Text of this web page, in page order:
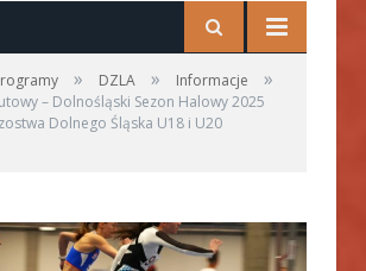
» DZLA » Informacje »
– Dolnośląski Sezon Halowy 2025
Dolnego Śląska U18 i U20